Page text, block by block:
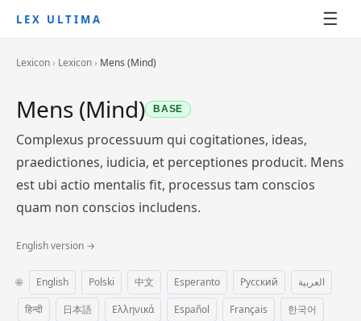
LEX ULTIMA ☰
Lexicon › Lexicon › Mens (Mind)
Mens (Mind) BASE
Complexus processuum qui cogitationes, ideas,
praedictiones, iudicia, et perceptiones producit. Mens
est ubi actio mentalis fit, processus tam conscios
quam non conscios includens.
English version →
🌐 English Polski 中文 Esperanto Русский
العربية
हिन्दी
日本語 Ελληνικά Español Français
한국어